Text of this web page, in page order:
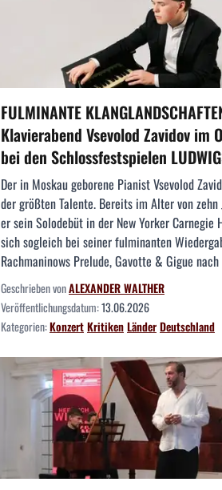
FULMINANTE
Klavierabend Vsevolod Zavidov im
bei den Schlossfestspielen
Der in Moskau geborene Pianist Vsevolod
der größten Talente. Bereits im Alter von
er sein Solodebüt in der New Yorker Carnegie
sich sogleich bei seiner fulminanten
Rachmaninows Prelude, Gavotte & Gigue nach
Geschrieben vonALEXANDER WALTHER
Veröffentlichungsdatum:13.06.2026
Kategorien:KonzertKritikenLänderDeutschland